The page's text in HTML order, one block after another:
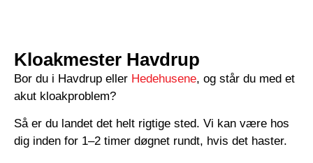
Kloakmester Havdrup
Bor du i Havdrup eller Hedehusene, og står du med et
akut kloakproblem?
Så er du landet det helt rigtige sted. Vi kan være hos
dig inden for 1–2 timer døgnet rundt, hvis det haster.